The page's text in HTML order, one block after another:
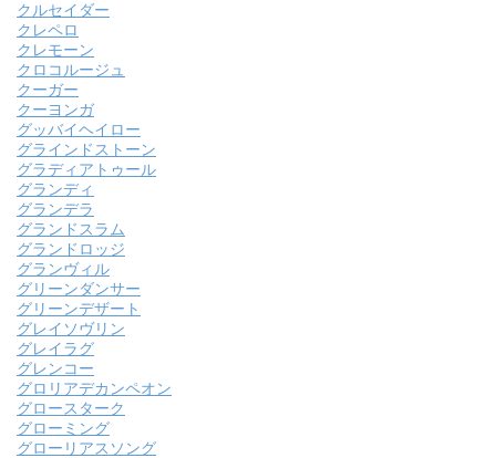
クルセイダー
クレペロ
クレモーン
クロコルージュ
クーガー
クーヨンガ
グッバイヘイロー
グラインドストーン
グラディアトゥール
グランディ
グランデラ
グランドスラム
グランドロッジ
グランヴィル
グリーンダンサー
グリーンデザート
グレイソヴリン
グレイラグ
グレンコー
グロリアデカンペオン
グロースターク
グローミング
グローリアスソング